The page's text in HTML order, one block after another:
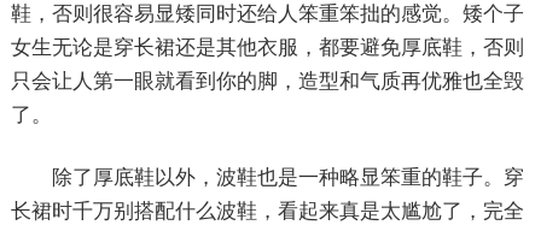
鞋，否则很容易显矮同时还给人笨重笨拙的感觉。矮个子
女生无论是穿长裙还是其他衣服，都要避免厚底鞋，否则
只会让人第一眼就看到你的脚，造型和气质再优雅也全毁
了。
除了厚底鞋以外，波鞋也是一种略显笨重的鞋子。穿
长裙时千万别搭配什么波鞋，看起来真是太尴尬了，完全